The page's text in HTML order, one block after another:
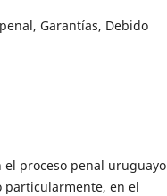
Garantías, Debido
proceso penal uruguayo
en el